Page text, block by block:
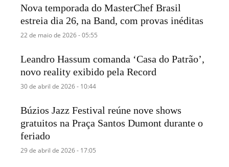
Nova temporada do MasterChef Brasil
estreia dia 26, na Band, com provas inéditas
22 de maio de 2026 - 05:55
Leandro Hassum comanda ‘Casa do Patrão’,
novo reality exibido pela Record
30 de abril de 2026 - 10:44
Búzios Jazz Festival reúne nove shows
gratuitos na Praça Santos Dumont durante o
feriado
29 de abril de 2026 - 17:05